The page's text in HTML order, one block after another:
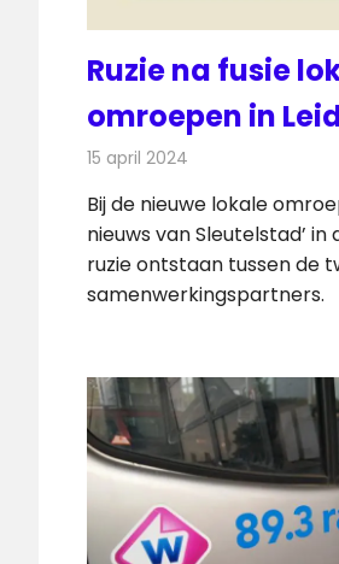
Ruzie na fusie
omroepen in
15 april 2024
Bij de nieuwe lokale
nieuws van Sleutelstad’ in
ruzie ontstaan tussen de
samenwerkingspartners.